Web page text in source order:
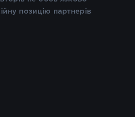
позицію партнерів